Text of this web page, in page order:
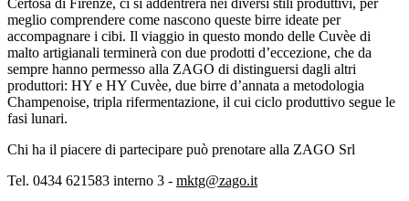
meglio comprendere come nascono queste birre ideate per
accompagnare i cibi. Il viaggio in questo mondo delle Cuvèe di
malto artigianali terminerà con due prodotti d’eccezione, che da
sempre hanno permesso alla ZAGO di distinguersi dagli altri
produttori: HY e HY Cuvèe, due birre d’annata a metodologia
Champenoise, tripla rifermentazione, il cui ciclo produttivo segue le
fasi lunari.
Chi ha il piacere di partecipare può prenotare alla ZAGO Srl
Tel. 0434 621583 interno 3 - mktg@zago.it